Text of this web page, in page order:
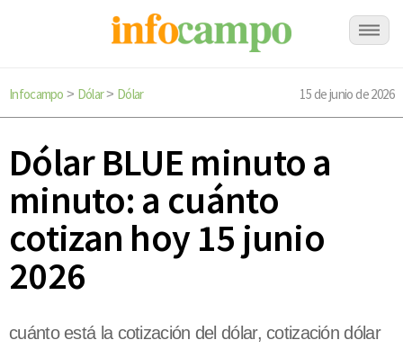
Infocampo > Dólar> Dólar 15 de junio de 2026
Dólar BLUE minuto a
minuto: a cuánto
cotizan hoy 15 junio
2026
cuánto está la cotización del dólar, cotización dólar